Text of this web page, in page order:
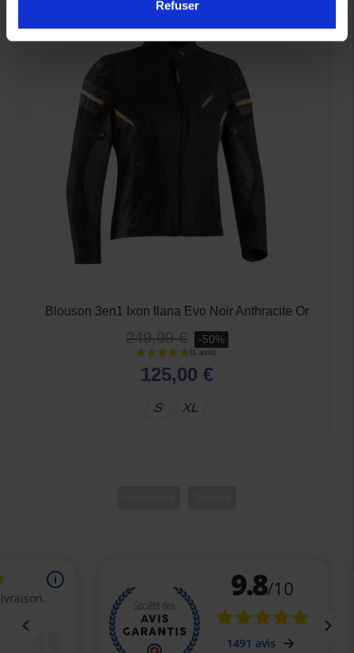
Refuser
Blouson 3en1 Ixon Ilana Evo Noir Anthracite Or
249,99 € -50%
125,00 €
S XL